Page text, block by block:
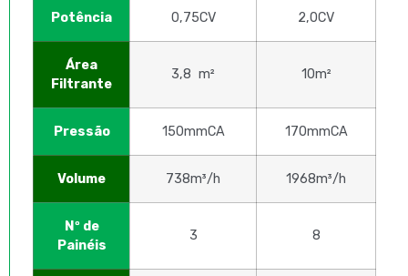
Potência 0,75CV 2,0CV
Área
Filtrante
3,8 m² 10m²
Pressão 150mmCA 170mmCA
Volume 738m³/h 1968m³/h
Nº de
Painéis
3 8